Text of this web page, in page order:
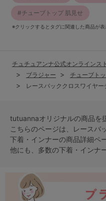
チューブトップ 肌見せ
※クリックするとタグに関連した商品が表
チュチュアンナ公式オンラインス
ブラジャー
チューブト
レースバッククロスワイヤー
tutuannaオリジナルの商品を
こちらのページは、レースバ
下着・インナーの商品詳細ペ
他にも、多数の下着・インナ